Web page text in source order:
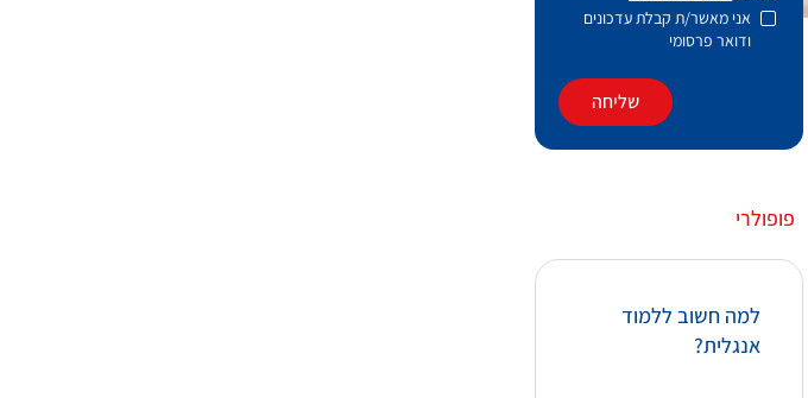
אני מאשר/ת קבלת עדכונים
ודואר פרסומי
שליחה
פופולרי
למה חשוב ללמוד
אנגלית?